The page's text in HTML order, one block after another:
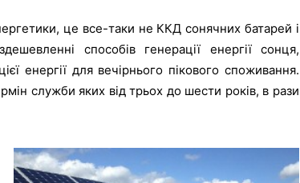
це все-таки не ККД сонячних батарей і
способів генерації енергії сонця,
енергії для вечірнього пікового споживання.
служби яких від трьох до шести років, в рази